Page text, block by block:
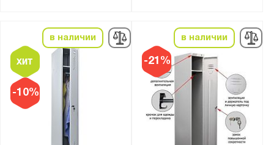
-10%
в наличии
-21%
в наличии
MLH
NLH
ОД
ТМ
УНО
ШАМ